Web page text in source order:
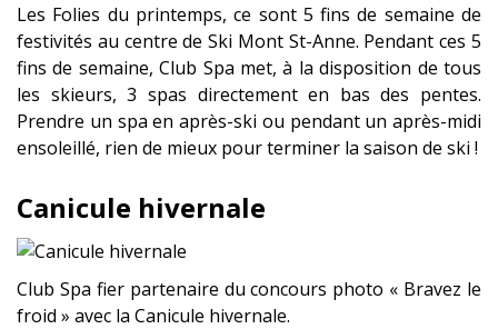
Les Folies du printemps, ce sont 5 fins de semaine de
festivités au centre de Ski Mont St-Anne. Pendant ces 5
fins de semaine, Club Spa met, à la disposition de tous
les skieurs, 3 spas directement en bas des pentes.
Prendre un spa en après-ski ou pendant un après-midi
ensoleillé, rien de mieux pour terminer la saison de ski !
Canicule hivernale
Club Spa fier partenaire du concours photo « Bravez le
froid » avec la Canicule hivernale.